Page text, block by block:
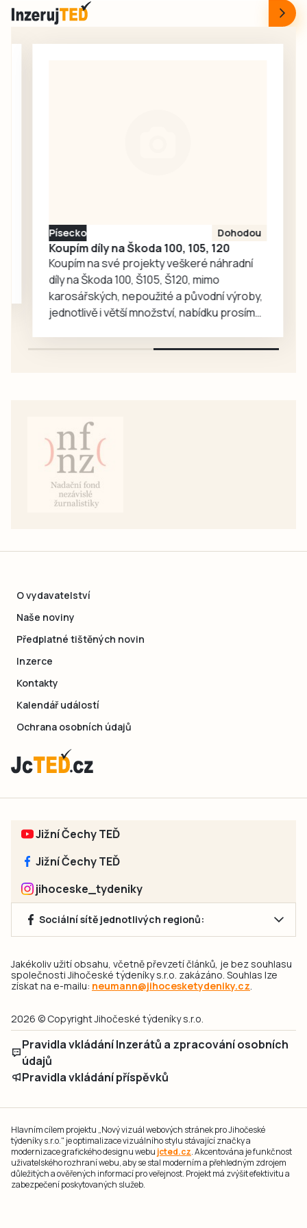
tak příjemné místo
pro každodenní
setkávání,
srpna v Domově s
pečovatelskou
Písecko Dohodou
Koupím díly na Škoda 100, 105, 120
Koupím na své projekty veškeré náhradní
díly na Škoda 100, Š105, Š120, mimo
karosářských, nepoužité a původní výroby,
jednotlivě i větší množství, nabídku prosím
O vydavatelství
Naše noviny
Předplatné tištěných novin
Inzerce
Kontakty
Kalendář událostí
Ochrana osobních údajů
Jižní Čechy TEĎ
Jižní Čechy TEĎ
jihoceske_tydeniky
Sociální sítě jednotlivých regionů:
Jakékoliv užití obsahu, včetně převzetí článků, je bez souhlasu
společnosti Jihočeské týdeníky s.r.o. zakázáno. Souhlas lze
získat na e-mailu: neumann@jihocesketydeniky.cz
2026 © Copyright Jihočeské týdeníky s.r.o.
Pravidla vkládání Inzerátů a zpracování osobních
údajů
Pravidla vkládání příspěvků
Hlavním cílem projektu „Nový vizuál webových stránek pro Jihočeské
týdeníky s.r.o." je optimalizace vizuálního stylu stávající značky a
modernizace grafického designu webu jcted.cz. Akcentována je funkčnost
uživatelského rozhraní webu, aby se stal moderním a přehledným zdrojem
důležitých a ověřených informací pro veřejnost. Projekt má zvýšit efektivitu a
zabezpečení poskytovaných služeb.